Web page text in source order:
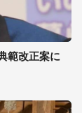
範改正案に